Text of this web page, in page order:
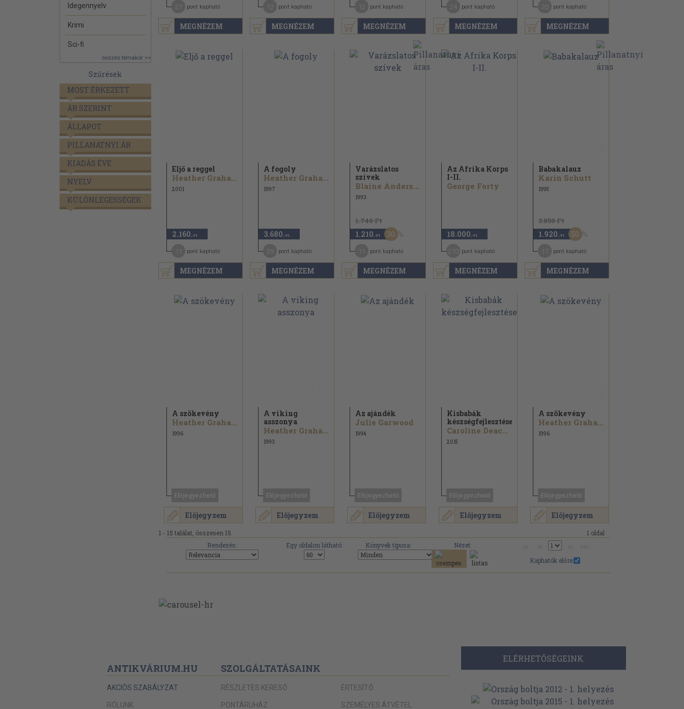
Idegennyelv
Krimi
Sci-fi
összes témakör >>
Szűrések
MOST ÉRKEZETT
ÁR SZERINT
ÁLLAPOT
PILLANATNYI ÁR
KIADÁS ÉVE
NYELV
KÜLÖNLEGESSÉGEK
MEGNÉZEM
pont kapható
MEGNÉZEM
pont kapható
MEGNÉZEM
pont kapható
MEGNÉZEM
pont kapható
MEGNÉZEM
pont kapható
MEGNÉZEM
Eljő a reggel
Heather Graham
2001
2.160 ,-Ft
pont kapható
MEGNÉZEM
A fogoly
Heather Graham
1997
3.680 ,-Ft
pont kapható
MEGNÉZEM
Varázslatos
szívek
Blaine Anderson
1993
1.740 Ft
1.210 ,-Ft 30
pont kapható
MEGNÉZEM
Az Afrika Korps
I-II.
George Forty
18.000 ,-Ft
pont kapható
MEGNÉZEM
Babakalauz
Karin Schutt
1995
3.850 Ft
1.920 ,-Ft 50
pont kapható
Előjegyzem
A szökevény
Heather Graham
1996
Előjegyzem
A viking
asszonya
Heather Graham
1993
Előjegyzem
Az ajándék
Julie Garwood
1994
Előjegyzem
Kisbabák
készségfejlesztése
Caroline Deacon
2015
Előjegyzem
A szökevény
Heather Graham
1996
1 - 15 találat, összesen 15.
1 oldal
Rendezés:
Egy oldalon látható: Könyvek típusa:
Nézet:
Kaphatók előre:
ANTIKVÁRIUM.HU
AKCIÓS SZABÁLYZAT
RÓLUNK
SZOLGÁLTATÁSAINK
RÉSZLETES KERESŐ
PONTÁRUHÁZ
ÉRTESÍTŐ
SZEMÉLYES ÁTVÉTEL
ELÉRHETŐSÉGEINK